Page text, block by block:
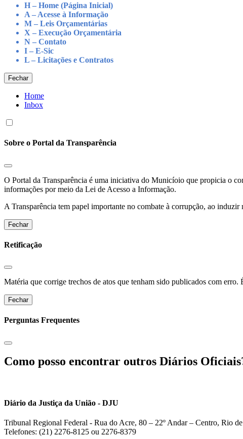
H – Home (Página Inicial)
A – Acesse à Informação
M – Leis Orçamentárias
X – Execução Orçamentária
N – Contato
I – E-Sic
L – Licitações e Contratos
Fechar
Home
Inbox
Sobre o Portal da Transparência
O Portal da Transparência é uma iniciativa do Municíoio que propicia o
informações por meio da Lei de Acesso a Informação.
A Transparência tem papel importante no combate à corrupção, ao
Fechar
Retificação
Matéria que corrige trechos de atos que tenham sido publicados com
Fechar
Perguntas Frequentes
Como posso encontrar outros Diários
Diário da Justiça da União - DJU
Tribunal Regional Federal - Rua do Acre, 80 – 22º Andar – Centro, Rio
Telefones: (21) 2276-8125 ou 2276-8379